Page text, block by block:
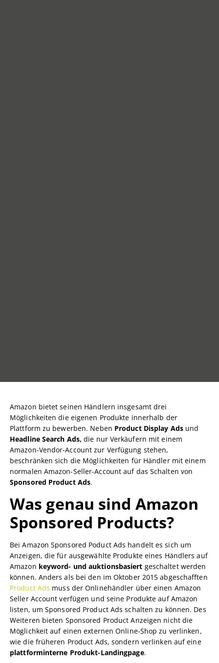
Amazon bietet seinen Händlern insgesamt drei
Möglichkeiten die eigenen Produkte innerhalb der
Plattform zu bewerben. Neben Product Display Adsund
Headline Search Ads, die nur Verkäufern mit einem
Amazon-Vendor-Account zur Verfügung stehen,
beschränken sich die Möglichkeiten für Händler mit einem
normalen Amazon-Seller-Account auf das Schalten von
Sponsored Product Ads.
Was genau sind Amazon
Sponsored Products?
Bei Amazon Sponsored Poduct Ads handelt es sich um
Anzeigen, die für ausgewählte Produkte eines Händlers auf
Amazon keyword- und auktionsbasiert geschaltet werden
können. Anders als bei den im Oktober 2015 abgeschafften
Product Ads muss der Onlinehändler über einen Amazon
Seller Account verfügen und seine Produkte auf Amazon
listen, um Sponsored Product Ads schalten zu können. Des
Weiteren bieten Sponsored Product Anzeigen nicht die
Möglichkeit auf einen externen Online-Shop zu verlinken,
wie die früheren Product Ads, sondern verlinken auf eine
plattforminterne Produkt-Landingpage.